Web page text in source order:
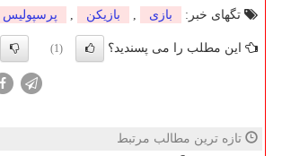
تگهای خبر:
بازی , بازیكن , پرسپولیس
این مطلب را می پسندید؟ (1)
تازه ترین مطالب مرتبط